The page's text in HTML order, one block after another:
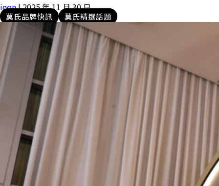
ieon|2025 年 11 月 30 日
莫氏品牌快訊 莫氏精選話題